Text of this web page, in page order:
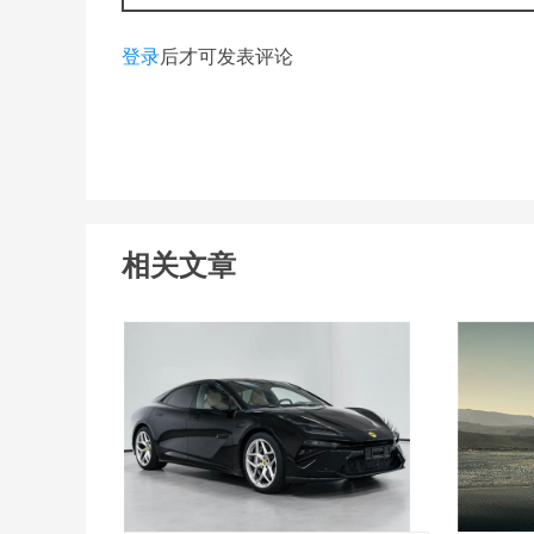
登录后才可发表评论
相关文章